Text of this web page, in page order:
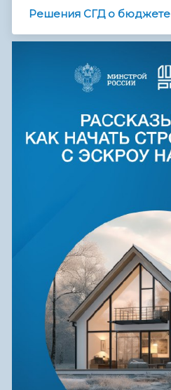
Решения СГД о бюджете